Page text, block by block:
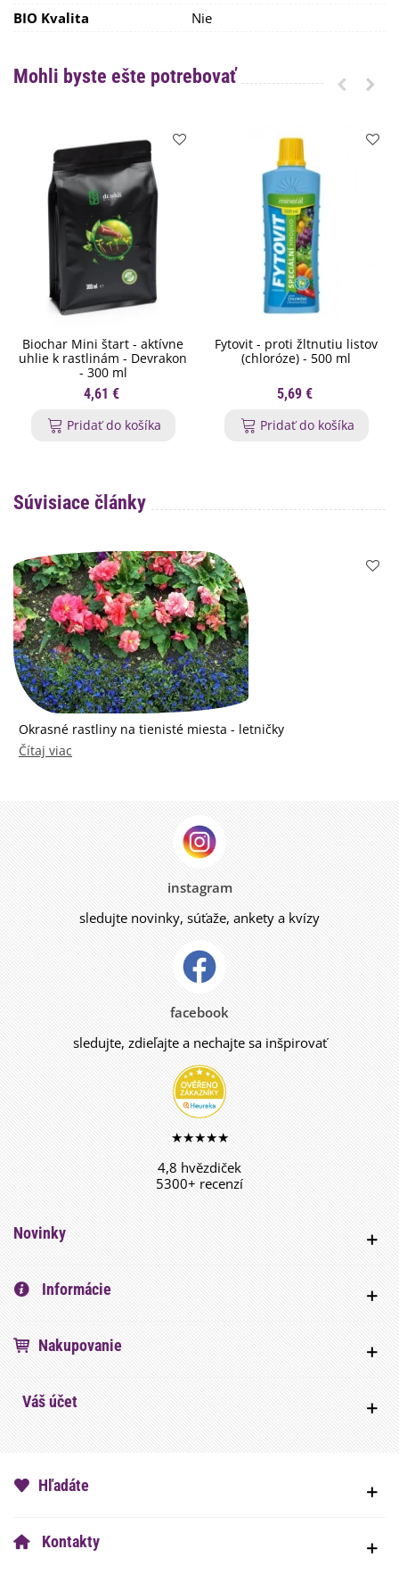
BIO Kvalita
Nie
Mohli byste ešte potrebovať
Biochar Mini štart - aktívne
uhlie k rastlinám - Devrakon
- 300 ml
4,61 €
Pridať do košíka
Fytovit - proti žltnutiu listov
(chloróze) - 500 ml
5,69 €
Pridať do košíka
Súvisiace články
Okrasné rastliny na tienisté miesta - letničky
Čítaj viac
instagram
sledujte novinky, súťaže, ankety a kvízy
facebook
sledujte, zdieľajte a nechajte sa inšpirovať
★★★★★
4,8 hvězdiček
5300+ recenzí
Novinky
Informácie
Nakupovanie
Váš účet
Hľadáte
Kontakty